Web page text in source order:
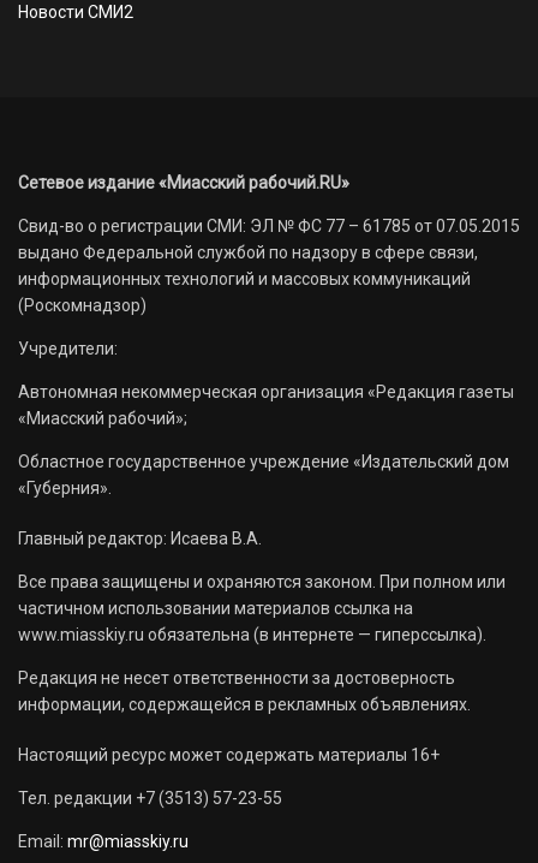
Новости СМИ2
Сетевое издание «Миасский рабочий.RU»
Свид-во о регистрации СМИ: ЭЛ № ФС 77 – 61785 от 07.05.2015
выдано Федеральной службой по надзору в сфере связи,
информационных технологий и массовых коммуникаций
(Роскомнадзор)
Учредители:
Автономная некоммерческая организация «Редакция газеты
«Миасский рабочий»;
Областное государственное учреждение «Издательский дом
«Губерния».
Главный редактор: Исаева В.А.
Все права защищены и охраняются законом. При полном или
частичном использовании материалов ссылка на
www.miasskiy.ru обязательна (в интернете — гиперссылка).
Редакция не несет ответственности за достоверность
информации, содержащейся в рекламных объявлениях.
Настоящий ресурс может содержать материалы 16+
Тел. редакции +7 (3513) 57-23-55
Email: mr@miasskiy.ru